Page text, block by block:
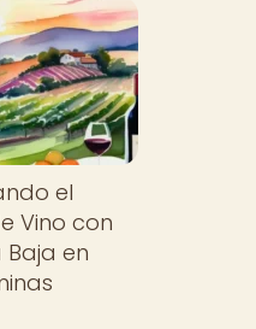
el
Vino con
Baja en